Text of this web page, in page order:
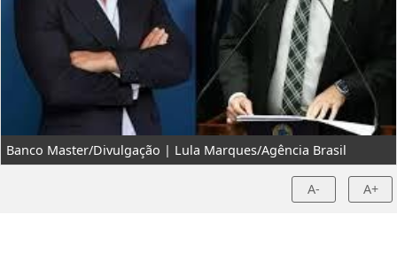
Banco Master/Divulgação | Lula Marques/Agência Brasil
A- A+